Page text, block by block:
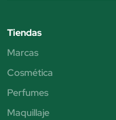
Tiendas
Marcas
Cosmética
Perfumes
Maquillaje